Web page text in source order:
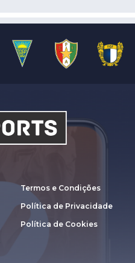
Termos e Condições
Política de Privacidade
Política de Cookies